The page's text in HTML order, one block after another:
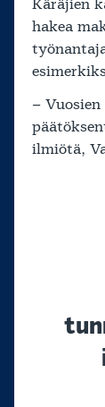
Käräjien
hakea
–
ilmiötä,